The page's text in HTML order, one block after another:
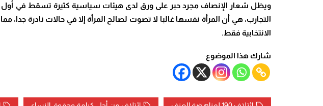
ويظل شعار الإنصاف مجرد حبر على ورق لدى هيئات سياسية كثيرة تسقط في أول
التجارب، هي أن المرأة نفسها غالبا لا تصوت لصالح المرأة إلا في حالات نادرة
الانتخابية فقط.
شارك هذا الموضوع